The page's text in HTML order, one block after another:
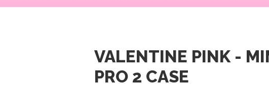
VALENTINE PINK -
PRO 2 CASE